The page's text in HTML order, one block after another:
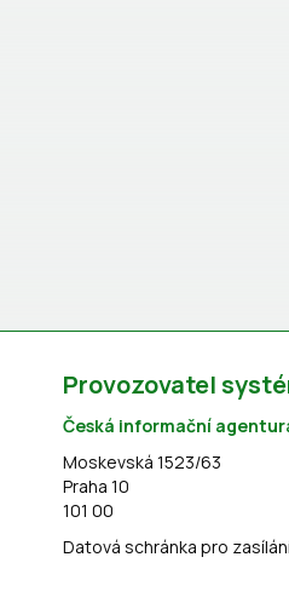
Provozovatel
Česká informační
Moskevská 1523/63
Praha 10
101 00
Datová schránka pro